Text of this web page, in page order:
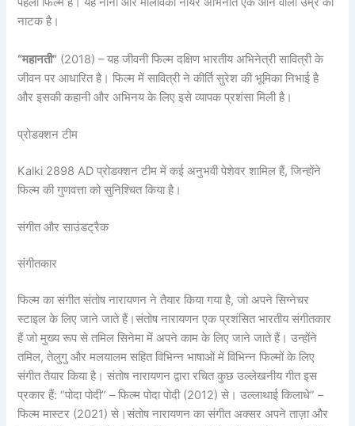
नाटक है।
“महानती” (2018) – यह जीवनी फिल्म दक्षिण भारतीय अभिनेत्री सावित्री के
जीवन पर आधारित है। फिल्म में सावित्री ने कीर्ति सुरेश की भूमिका निभाई है
और इसकी कहानी और अभिनय के लिए इसे व्यापक प्रशंसा मिली है।
प्रोडक्शन टीम
Kalki 2898 AD प्रोडक्शन टीम में कई अनुभवी पेशेवर शामिल हैं, जिन्होंने
फिल्म की गुणवत्ता को सुनिश्चित किया है।
संगीत और साउंडट्रैक
संगीतकार
फिल्म का संगीत संतोष नारायणन ने तैयार किया गया है, जो अपने सिग्नेचर
स्टाइल के लिए जाने जाते हैं।संतोष नारायणन एक प्रशंसित भारतीय संगीतकार
हैं जो मुख्य रूप से तमिल सिनेमा में अपने काम के लिए जाने जाते हैं। उन्होंने
तमिल, तेलुगु और मलयालम सहित विभिन्न भाषाओं में विभिन्न फिल्मों के लिए
संगीत तैयार किया है। संतोष नारायणन द्वारा रचित कुछ उल्लेखनीय गीत इस
प्रकार हैं: “पोदा पोदी” – फिल्म पोदा पोदी (2012) से। उल्लाथाई किलाधे” –
फिल्म मास्टर (2021) से।संतोष नारायणन का संगीत अक्सर अपने ताज़ा और